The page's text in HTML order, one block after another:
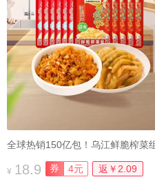
¥ 18.9 券 4元 返￥2.09